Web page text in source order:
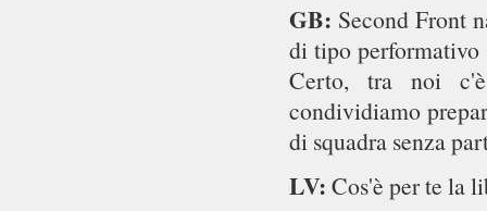
GB: Second Front
di tipo
Certo, tra noi
condividiamo
di squadra senza
LV: Cos'è per te la